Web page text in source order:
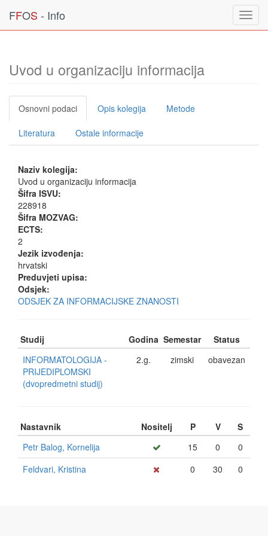
FFOS - Info
Uvod u organizaciju informacija
Osnovni podaci Opis kolegija Metode
Literatura Ostale informacije
Naziv kolegija:
Uvod u organizaciju informacija
Šifra ISVU:
228918
Šifra MOZVAG:
ECTS:
2
Jezik izvođenja:
hrvatski
Preduvjeti upisa:
Odsjek:
ODSJEK ZA INFORMACIJSKE ZNANOSTI
Studij Godina Semestar
Status
INFORMATOLOGIJA -
PRIJEDIPLOMSKI
(dvopredmetni studij)
2.g. zimski obavezan
Nastavnik Nositelj P V
S
Petr Balog, Kornelija
15 0
0
Feldvari, Kristina
0 30 0